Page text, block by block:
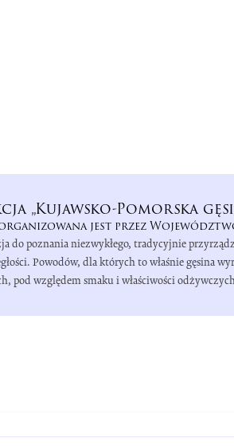
„Kujawsko-Pomorska
jest przez
do poznania niezwykłego, tradycyjnie
Powodów, dla których to właśnie gęsina
pod względem smaku i właściwości